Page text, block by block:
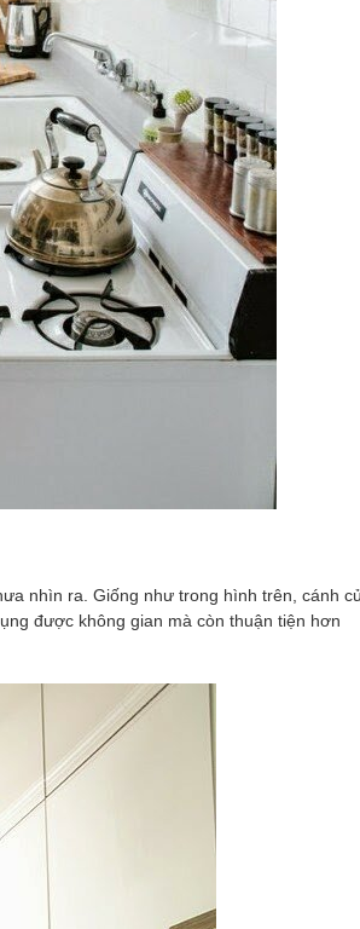
nhìn ra. Giống như trong hình trên, cánh
được không gian mà còn thuận tiện hơn